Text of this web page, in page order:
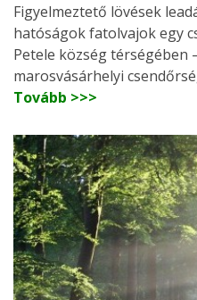
Figyelmeztető lövések
hatóságok fatolvajok egy
Petele község térségében
marosvásárhelyi
Tovább >>>